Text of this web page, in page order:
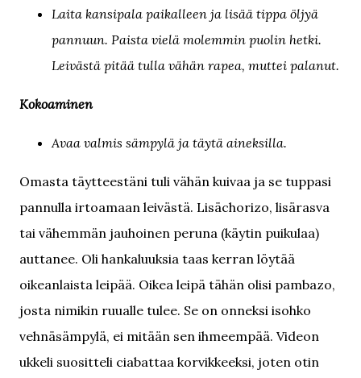
Laita kansipala paikalleen ja lisää tippa öljyä
pannuun. Paista vielä molemmin puolin hetki.
Leivästä pitää tulla vähän rapea, muttei palanut.
Kokoaminen
Avaa valmis sämpylä ja täytä aineksilla.
Omasta täytteestäni tuli vähän kuivaa ja se tuppasi
pannulla irtoamaan leivästä. Lisächorizo, lisärasva
tai vähemmän jauhoinen peruna (käytin puikulaa)
auttanee. Oli hankaluuksia taas kerran löytää
oikeanlaista leipää. Oikea leipä tähän olisi pambazo,
josta nimikin ruualle tulee. Se on onneksi isohko
vehnäsämpylä, ei mitään sen ihmeempää. Videon
ukkeli suositteli ciabattaa korvikkeeksi, joten otin